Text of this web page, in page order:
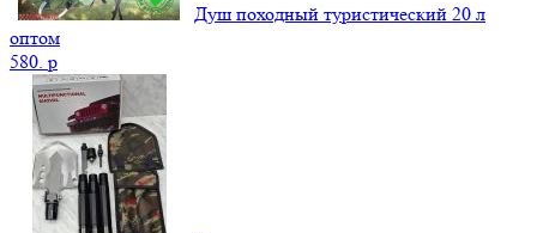
Душ походный туристический 20 л
оптом
580. p